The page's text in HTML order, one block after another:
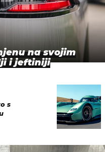
na svojim
i jeftiniji
s